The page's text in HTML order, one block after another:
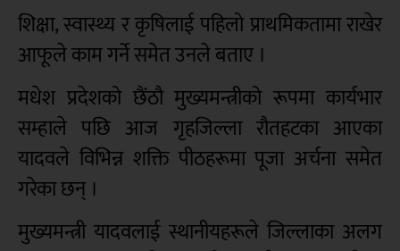
शिक्षा, स्वास्थ्य र कृषिलाई पहिलो प्राथमिकतामा राखेर
आफूले काम गर्ने समेत उनले बताए ।
मधेश प्रदेशको छैंठौ मुख्यमन्त्रीको रूपमा कार्यभार
सम्हाले पछि आज गृहजिल्ला रौतहटका आएका
यादवले विभिन्न शक्ति पीठहरूमा पूजा अर्चना समेत
गरेका छन् ।
मुख्यमन्त्री यादवलाई स्थानीयहरूले जिल्लाका अलग